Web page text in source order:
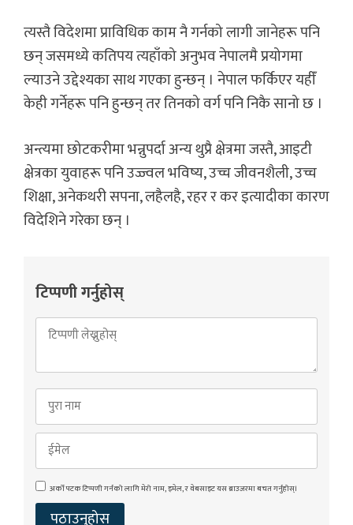
त्यस्तै विदेशमा प्राविधिक काम नै गर्नको लागी जानेहरू पनि
छन् जसमध्ये कतिपय त्यहाँको अनुभव नेपालमै प्रयोगमा
ल्याउने उद्देश्यका साथ गएका हुन्छन् । नेपाल फर्किएर यहीँ
केही गर्नेहरू पनि हुन्छन् तर तिनको वर्ग पनि निकै सानो छ ।
अन्त्यमा छोटकरीमा भन्नुपर्दा अन्य थुप्रै क्षेत्रमा जस्तै, आइटी
क्षेत्रका युवाहरू पनि उज्ज्वल भविष्य, उच्च जीवनशैली, उच्च
शिक्षा, अनेकथरी सपना, लहैलहै, रहर र कर इत्यादीका कारण
विदेशिने गरेका छन् ।
टिप्पणी गर्नुहोस्
अर्को पटक टिप्पणी गर्नको लागि मेरो नाम, इमेल, र वेबसाइट यस ब्राउजरमा बचत गर्नुहोस्।